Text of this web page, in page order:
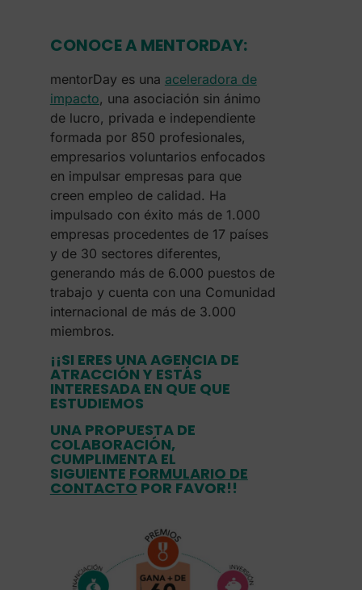
CONOCE A MENTORDAY:
mentorDay es una aceleradora de
impacto, una asociación sin ánimo
de lucro, privada e independiente
formada por 850 profesionales,
empresarios voluntarios enfocados
en impulsar empresas para que
creen empleo de calidad. Ha
impulsado con éxito más de 1.000
empresas procedentes de 17 países
y de 30 sectores diferentes,
generando más de 6.000 puestos de
trabajo y cuenta con una Comunidad
internacional de más de 3.000
miembros.
¡¡SI ERES UNA AGENCIA DE
ATRACCIÓN Y ESTÁS
INTERESADA EN QUE QUE
ESTUDIEMOS
UNA PROPUESTA DE
COLABORACIÓN,
CUMPLIMENTA EL
SIGUIENTE FORMULARIO DE
CONTACTO POR FAVOR!!